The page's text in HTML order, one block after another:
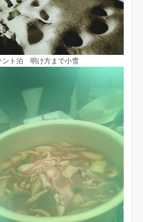
明け方まで小雪